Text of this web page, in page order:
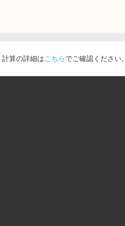
算の詳細はこちらでご確認ください。